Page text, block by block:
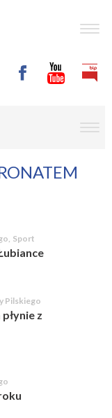
, Sport
Pilskiego
z